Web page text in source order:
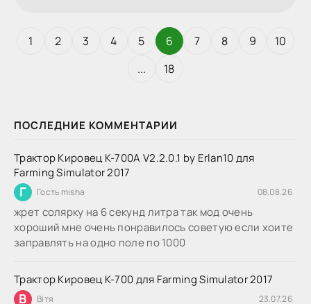
ПОСЛЕДНИЕ КОММЕНТАРИИ
Трактор Кировец К-700А V2.2.0.1 by Erlan10 для
Farming Simulator 2017
Г Гость misha 08.08.26
жрет солярку на 6 секунд литра так мод очень
хороший мне очень понравилось советую если хоите
заправлять на одно поле по 1000
Трактор Кировец К-700 для Farming Simulator 2017
В Вітя 23.07.26
1 2 3 4 5 6 7 8 9
10
...
18